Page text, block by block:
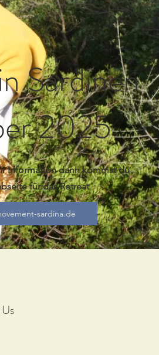
Sardinen
2025
Information dann kommst du
für das Retreat
sardina.de